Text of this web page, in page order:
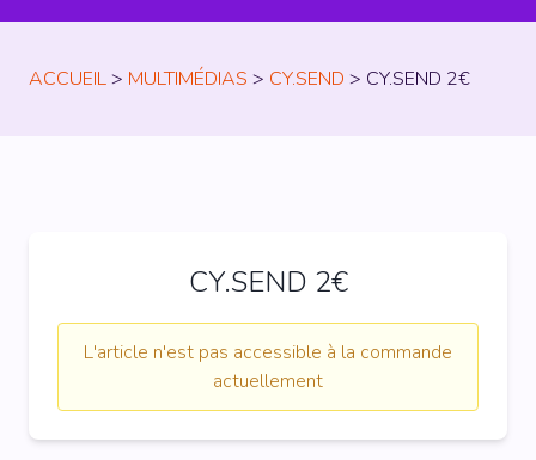
ACCUEIL> MULTIMÉDIAS > CY.SEND > CY.SEND 2€
CY.SEND 2€
L'article n'est pas accessible à la commande
actuellement